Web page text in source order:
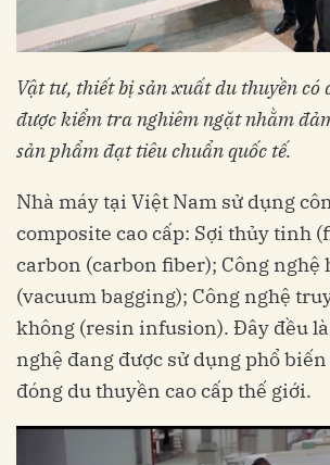
Vật tư, thiết bị sản xuất du thuyền có
được kiểm tra nghiêm ngặt nhằm
sản phẩm đạt tiêu chuẩn quốc tế.
Nhà máy tại Việt Nam sử dụng
composite cao cấp: Sợi thủy tinh
carbon (carbon fiber); Công nghệ
(vacuum bagging); Công nghệ
không (resin infusion). Đây đều
nghệ đang được sử dụng phổ
đóng du thuyền cao cấp thế giới.